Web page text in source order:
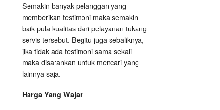
Semakin banyak pelanggan yang
memberikan testimoni maka semakin
baik pula kualitas dari pelayanan tukang
servis tersebut. Begitu juga sebaliknya,
jika tidak ada testimoni sama sekali
maka disarankan untuk mencari yang
lainnya saja.
Harga Yang Wajar